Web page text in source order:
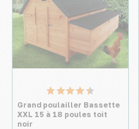
Grand poulailler Bassette
XXL 15 à 18 poules toit
noir